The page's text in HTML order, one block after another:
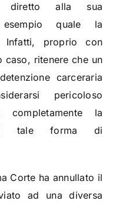
diretto alla sua
esempio quale la
Infatti, proprio con
caso, ritenere che un
carceraria
pericoloso
la
tale forma di
Corte ha annullato il
ad una diversa